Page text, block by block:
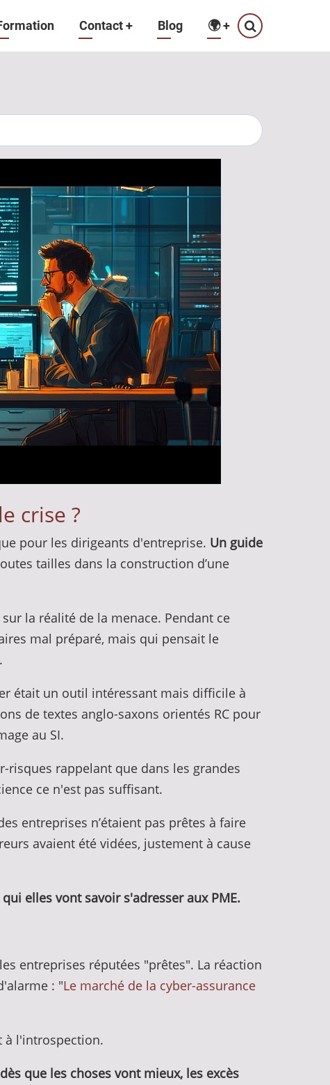
Contact+ Blog 🌍+
crise ?
pour les dirigeants d'entreprise. Un guide
tailles dans la construction d’une
la réalité de la menace. Pendant ce
mal préparé, mais qui pensait le
était un outil intéressant mais difficile à
de textes anglo-saxons orientés RC pour
au SI.
risques rappelant que dans les grandes
ce n'est pas suffisant.
entreprises n’étaient pas prêtes à faire
avaient été vidées, justement à cause
elles vont savoir s'adresser aux PME.
entreprises réputées "prêtes". La réaction
: "Le marché de la cyber-assurance
à l'introspection.
dès que les choses vont mieux, les excès